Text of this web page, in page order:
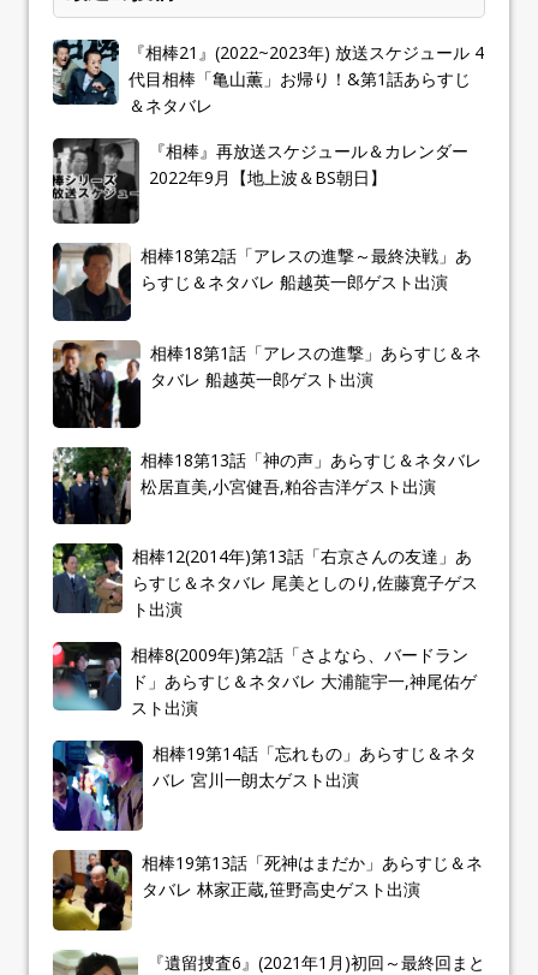
『相棒21』(2022~2023年) 放送スケジュール 4
代目相棒「亀山薫」お帰り！&第1話あらすじ
＆ネタバレ
『相棒』再放送スケジュール＆カレンダー
2022年9月【地上波＆BS朝日】
相棒18第2話「アレスの進撃～最終決戦」あ
らすじ＆ネタバレ 船越英一郎ゲスト出演
相棒18第1話「アレスの進撃」あらすじ＆ネ
タバレ 船越英一郎ゲスト出演
相棒18第13話「神の声」あらすじ＆ネタバレ
松居直美,小宮健吾,粕谷吉洋ゲスト出演
相棒12(2014年)第13話「右京さんの友達」あ
らすじ＆ネタバレ 尾美としのり,佐藤寛子ゲス
ト出演
相棒8(2009年)第2話「さよなら、バードラン
ド」あらすじ＆ネタバレ 大浦龍宇一,神尾佑ゲ
スト出演
相棒19第14話「忘れもの」あらすじ＆ネタ
バレ 宮川一朗太ゲスト出演
相棒19第13話「死神はまだか」あらすじ＆ネ
タバレ 林家正蔵,笹野高史ゲスト出演
『遺留捜査6』(2021年1月)初回～最終回まと